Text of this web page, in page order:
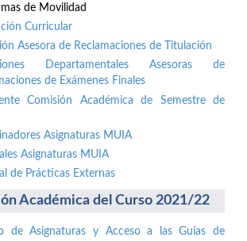
de Movilidad
Curricular
Asesora de Reclamaciones de Titulación
Departamentales Asesoras de
de Exámenes Finales
Comisión Académica de Semestre de
Asignaturas MUIA
Asignaturas MUIA
de Prácticas Externas
Académica del Curso 2021/22
de Asignaturas y Acceso a las Guías de